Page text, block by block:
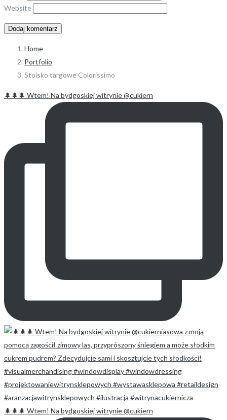
Website
Home
Portfolio
Stoisko targowe Colorissimo
🌲🌲🌲 Wtem! Na bydgoskiej witrynie @cukiern
🌲🌲🌲 Wtem! Na bydgoskiej witrynie @cukiern